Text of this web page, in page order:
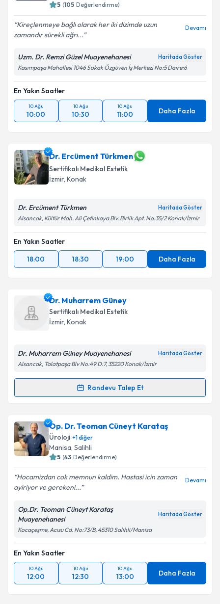
5 (105 Değerlendirme)
Kireçlenmeye bağlı olarak her iki dizimde uzun
zamandır sürekli ağrı...
Devamı
Uzm. Dr. Remzi Güzel Muayenehanesi Haritada Göster
Kasımpaşa Mahallesi 1046 Sokak Özgüven İş Merkezi No:5 Daire:6
En Yakın Saatler
10 Ağu
10:00
10 Ağu
10:30
10 Ağu
11:00 Daha Fazla
Dr. Ercüment Türkmen
Sertifikalı Medikal Estetik
İzmir, Konak
Dr. Ercüment Türkmen Haritada Göster
Alsancak, Kültür Mah. Ali Çetinkaya Blv. Birlik Apt. No:35/2 Konak/İzmir
En Yakın Saatler
18:00
18:30 19:00 Daha Fazla
Dr. Muharrem Güney
Sertifikalı Medikal Estetik
İzmir, Konak
Dr. Muharrem Güney Muayenehanesi Haritada Göster
Alsancak, Talatpaşa Blv No:49 D:7, 35220 Konak/İzmir
Randevu Talep Et
Randevu Takvimi Talebi
Dr. Muharrem Güneyiçin randevu takvimi talebi
oluşturun. Size bu uzmandan randevu almanız için bir
takvim hazırlandığında e-posta ile bilgilendireceğiz.
Kişisel verilerimin işlenmesine ilişkin
Aydınlatma
Metni'ni okudum ve kişisel verilerimin belirtilen
kapsamda işlenmesini kabul ediyorum.
Takvim Talebini Gönder
Op. Dr. Teoman Cüneyt Karataş
Üroloji +1diğer
Manisa, Salihli
5 (43 Değerlendirme)
Hocamizdan cok memnun kaldim. Hastasi icin zaman
ayiriyor ve gerekeni...
Devamı
Op.Dr. Teoman Cüneyt Karataş
Muayenehanesi
Haritada Göster
Kocaçeşme, Acısu Cd. No:73/B, 45310 Salihli/Manisa
En Yakın Saatler
10 Ağu
12:00
10 Ağu
12:30
10 Ağu
13:00 Daha Fazla